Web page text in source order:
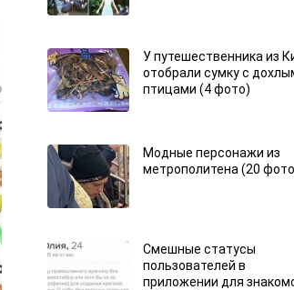
У путешественника из
отобрали сумку с
птицами (4 фото)
Модные персонажи из
метрополитена (20
Смешные статусы
пользователей в
приложении для